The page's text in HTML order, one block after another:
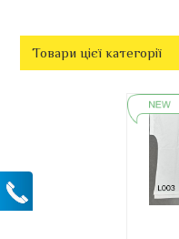
Товари цієї категорії